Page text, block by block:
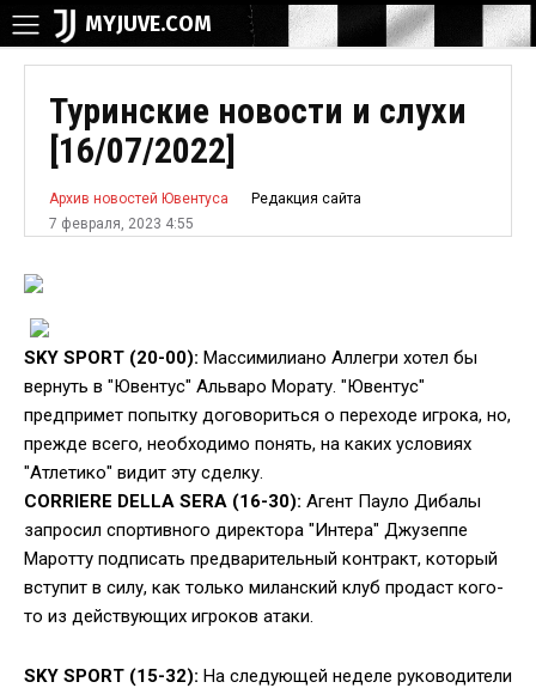
MYJUVE.COM
Туринские новости и слухи
[16/07/2022]
Архив новостей Ювентуса
Редакция сайта
7 февраля, 2023 4:55
SKY SPORT (20-00): Массимилиано Аллегри хотел бы
вернуть в "Ювентус" Альваро Морату. "Ювентус"
предпримет попытку договориться о переходе игрока, но,
прежде всего, необходимо понять, на каких условиях
"Атлетико" видит эту сделку.
CORRIERE DELLA SERA (16-30): Агент Пауло Дибалы
запросил спортивного директора "Интера" Джузеппе
Маротту подписать предварительный контракт, который
вступит в силу, как только миланский клуб продаст кого-
то из действующих игроков атаки.
SKY SPORT (15-32): На следующей неделе руководители